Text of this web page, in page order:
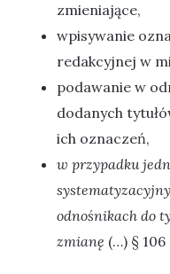
zmieniające,
wpisywanie
redakcyjnej w
podawanie w
dodanych
ich oznaczeń,
w przypadku
odnośnikach do
zmianę (…) § 106